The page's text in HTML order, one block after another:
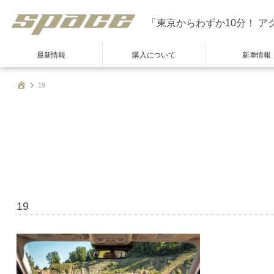
「東京からわずか10分！ ア
最新情報 購入について 新車情報
19
19